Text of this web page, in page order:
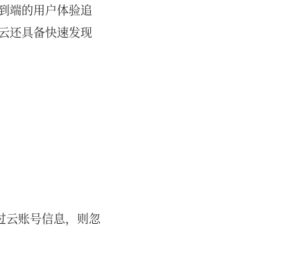
端的用户体验追
还具备快速发现
云账号信息，则忽